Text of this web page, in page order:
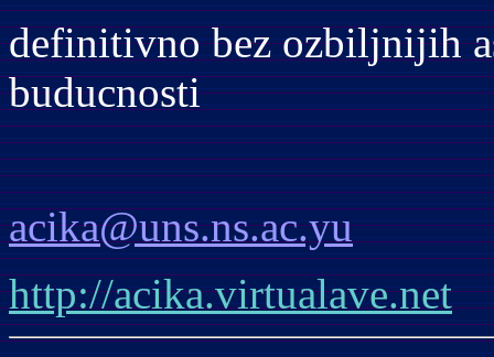
definitivno bez ozbiljnijih
buducnosti
acika@uns.ns.ac.yu
http://acika.virtualave.net